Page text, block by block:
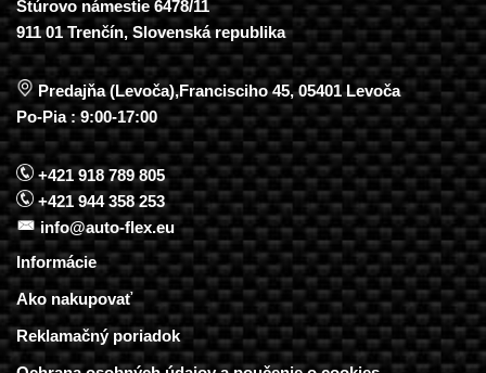
Štúrovo námestie 6478/11
911 01 Trenčín, Slovenská republika
Predajňa (Levoča),Francisciho 45, 05401 Levoča
Po-Pia : 9:00-17:00
+421 918 789 805
+421 944 358 253
info@auto-flex.eu
Informácie
Ako nakupovať
Reklamačný poriadok